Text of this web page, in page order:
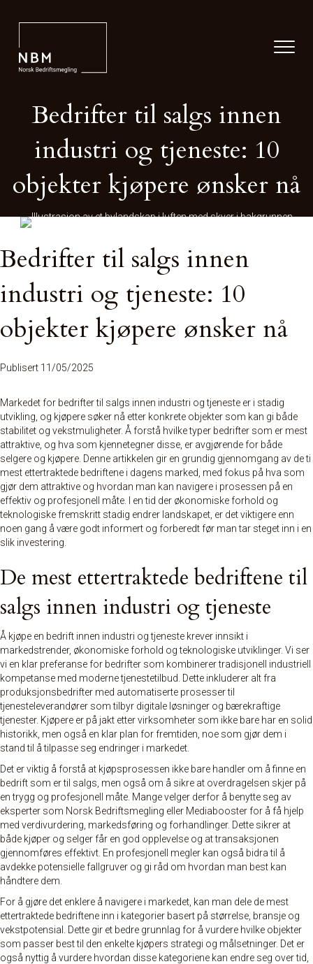
Bedrifter til salgs innen
industri og tjeneste: 10
objekter kjøpere ønsker nå
Bedrifter til salgs innen
industri og tjeneste: 10
objekter kjøpere ønsker nå
Publisert 11/05/2025
Markedet for bedrifter til salgs innen industri og tjeneste er i stadig
utvikling, og kjøpere søker nå etter konkrete objekter som kan gi både
stabilitet og vekstmuligheter. Å forstå hvilke typer bedrifter som er mest
attraktive, og hva som kjennetegner disse, er avgjørende for både
selgere og kjøpere. Denne artikkelen gir en grundig gjennomgang av de ti
mest ettertraktede bedriftene i dagens marked, med fokus på hva som
gjør dem attraktive og hvordan man kan navigere i prosessen på en
effektiv og profesjonell måte. I en tid der økonomiske forhold og
teknologiske fremskritt stadig endrer landskapet, er det viktigere enn
noen gang å være godt informert og forberedt før man tar steget inn i en
slik investering.
De mest ettertraktede bedriftene til
salgs innen industri og tjeneste
Å kjøpe en bedrift innen industri og tjeneste krever innsikt i
markedstrender, økonomiske forhold og teknologiske utviklinger. Vi ser
vi en klar preferanse for bedrifter som kombinerer tradisjonell industriell
kompetanse med moderne tjenestetilbud. Dette inkluderer alt fra
produksjonsbedrifter med automatiserte prosesser til
tjenesteleverandører som tilbyr digitale løsninger og bærekraftige
tjenester. Kjøpere er på jakt etter virksomheter som ikke bare har en solid
historikk, men også en klar plan for fremtiden, noe som gjør dem i
stand til å tilpasse seg endringer i markedet.
Det er viktig å forstå at kjøpsprosessen ikke bare handler om å finne en
bedrift som er til salgs, men også om å sikre at overdragelsen skjer på
en trygg og profesjonell måte. Mange velger derfor å benytte seg av
eksperter som Norsk Bedriftsmegling eller Mediabooster for å få hjelp
med verdivurdering, markedsføring og forhandlinger. Dette sikrer at
både kjøper og selger får en god opplevelse og at transaksjonen
gjennomføres effektivt. En profesjonell megler kan også bidra til å
avdekke potensielle fallgruver og gi råd om hvordan man best kan
håndtere dem.
For å gjøre det enklere å navigere i markedet, kan man dele de mest
ettertraktede bedriftene inn i kategorier basert på størrelse, bransje og
vekstpotensial. Dette gir et bedre grunnlag for å vurdere hvilke objekter
som passer best til den enkelte kjøpers strategi og målsetninger. Det er
også nyttig å vurdere hvordan disse kategoriene kan endre seg over tid,